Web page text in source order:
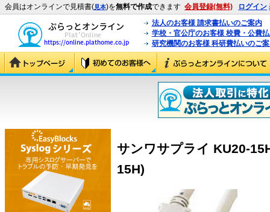
会員はオンラインで見積書(見本)を無料で作成できます 会員登録(無料) ログイン
法人のお客様 請求書払いのご案内
学校・官公庁のお客様 校費・公費
研究機関のお客様 科研費払いのご
サンワサプライ KU20-
15H)